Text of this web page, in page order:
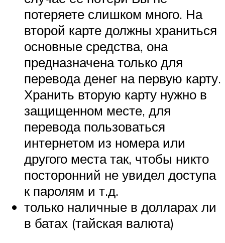
потеряете слишком много. На
второй карте должны храниться
основные средства, она
предназначена только для
перевода денег на первую карту.
Хранить вторую карту нужно в
защищенном месте, для
перевода пользоваться
интернетом из номера или
другого места так, чтобы никто
посторонний не увидел доступа
к паролям и т.д.
только наличные в долларах ли
в батах (тайская валюта)